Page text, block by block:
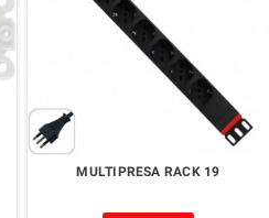
MULTIPRESA RACK 19